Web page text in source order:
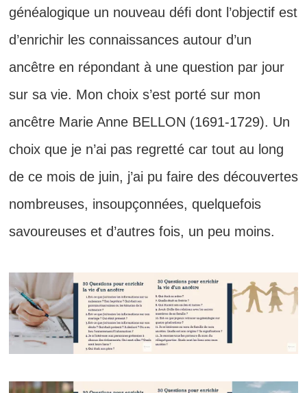
généalogique un nouveau défi dont l’objectif est
d’enrichir les connaissances autour d’un
ancêtre en répondant à une question par jour
sur sa vie. Mon choix s’est porté sur mon
ancêtre Marie Anne BELLON (1691-1729). Un
choix que je n’ai pas regretté car tout au long
de ce mois de juin, j’ai pu faire des découvertes
nombreuses, insoupçonnées, quelquefois
savoureuses et d’autres fois, un peu moins.